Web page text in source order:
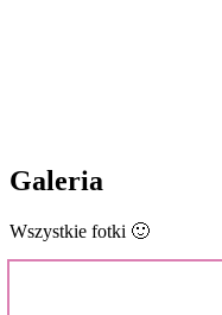
Galeria
Wszystkie fotki 🙂